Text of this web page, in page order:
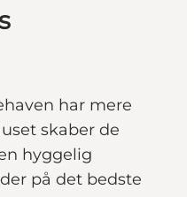
har mere
skaber de
hyggelig
på det bedste